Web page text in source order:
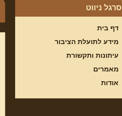
סרגל ניווט
דף בית
מידע לתועלת הציבור
עיתונות ותקשורת
מאמרים
אודות